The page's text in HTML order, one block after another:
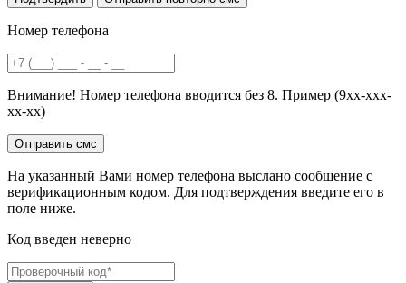
Номер телефона
Внимание! Номер телефона вводится без 8. Пример (9хх-ххх-
хх-хх)
На указанный Вами номер телефона выслано сообщение с
верификационным кодом. Для подтверждения введите его в
поле ниже.
Код введен неверно